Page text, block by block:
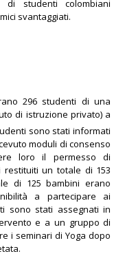
studenti colombiani
svantaggiati.
296 studenti di una
di istruzione privato) a
sono stati informati
moduli di consenso
loro il permesso di
un totale di 153
di 125 bambini erano
a partecipare ai
sono stati assegnati in
e a un gruppo di
i seminari di Yoga dopo